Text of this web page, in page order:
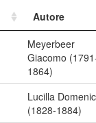
Autore
Meyerbeer
Giacomo
1864)
Lucilla
(1828-1884)